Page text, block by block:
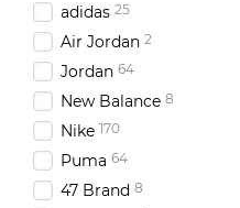
adidas 25
Air Jordan 2
Jordan 64
New Balance 8
Nike 170
Puma 64
47 Brand 8